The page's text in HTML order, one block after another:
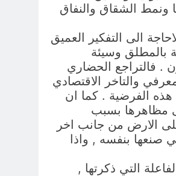
ونمط الشقاق والنفاق
الى التفكير العميق
بالمطلق وسيئة
. فالتراجع الحضاري
والتاخر الاقتصادي
هذه الفرضية . كما ان
مظاهرها بسبب
على الارض من جانب اخر
صنعها بنفسه , واذا
التي ذكرتها ,